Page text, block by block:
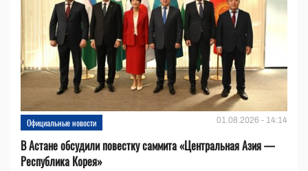
Официальные новости 01.08.2026 - 14:14
В Астане обсудили повестку саммита «Центральная Азия —
Республика Корея»